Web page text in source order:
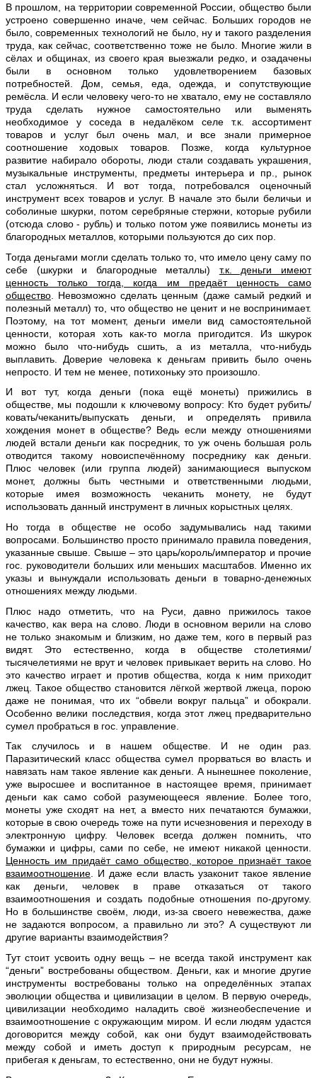
В прошлом, на территории современной России, общество были
устроено совершенно иначе, чем сейчас. Больших городов не
было, современных технологий не было, ну и такого разделения
труда, как сейчас, соответственно тоже не было. Многие жили в
сёлах и общинах, из своего края выезжали редко, и озадачены
были в основном только удовлетворением базовых
потребностей. Дом, семья, еда, одежда, и сопутствующие
ремёсла. И если человеку чего-то не хватало, ему не составляло
труда сделать нужное самостоятельно или выменять
необходимое у соседа в недалёком селе т.к. ассортимент
товаров и услуг был очень мал, и все знали примерное
соотношение ходовых товаров. Позже, когда культурное
развитие набирало обороты, люди стали создавать украшения,
музыкальные инструменты, предметы интерьера и пр., рынок
стал усложняться. И вот тогда, потребовался оценочный
инструмент всех товаров и услуг. В начале это были беличьи и
соболиные шкурки, потом серебряные стержни, которые рубили
(отсюда слово - рубль) и только потом уже появились монеты из
благородных металлов, которыми пользуются до сих пор.
Тогда деньгами могли сделать только то, что имело цену саму по
себе (шкурки и благородные металлы) т.к. деньги имеют
ценность только тогда, когда им предаёт ценность само
общество . Невозможно сделать ценным (даже самый редкий и
полезный металл) то, что общество не ценит и не воспринимает.
Поэтому, на тот момент, деньги имели вид самостоятельной
ценности, которая хоть как-то могла пригодится. Из шкурок
можно было что-нибудь сшить, а из металла, что-нибудь
выплавить. Доверие человека к деньгам привить было очень
непросто. И тем не менее, потихоньку это произошло.
И вот тут, когда деньги (пока ещё монеты) прижились в
обществе, мы подошли к ключевому вопросу: Кто будет рубить/
ковать/чеканить/выпускать деньги, и определять привила
хождения монет в обществе? Ведь если между отношениями
людей встали деньги как посредник, то уж очень большая роль
отводится такому новоиспечённому посреднику как деньги.
Плюс человек (или группа людей) занимающиеся выпуском
монет, должны быть честными и ответственными людьми,
которые имея возможность чеканить монету, не будут
использовать данный инструмент в личных корыстных целях.
Но тогда в обществе не особо задумывались над такими
вопросами. Большинство просто принимало правила поведения,
указанные свыше. Свыше – это царь/король/император и прочие
гос. руководители больших или меньших масштабов. Именно их
указы и вынуждали использовать деньги в товарно-денежных
отношениях между людьми.
Плюс надо отметить, что на Руси, давно прижилось такое
качество, как вера на слово. Люди в основном верили на слово
не только знакомым и близким, но даже тем, кого в первый раз
видят. Это естественно, когда в обществе столетиями/
тысячелетиями не врут и человек привыкает верить на слово. Но
это качество играет и против общества, когда к ним приходит
лжец. Такое общество становится лёгкой жертвой лжеца, порою
даже не понимая, что их “обвели вокруг пальца” и обокрали.
Особенно велики последствия, когда этот лжец предварительно
сумел пробраться в гос. управление.
Так случилось и в нашем обществе. И не один раз.
Паразитический класс общества сумел прорваться во власть и
навязать нам такое явление как деньги. А нынешнее поколение,
уже выросшее и воспитанное в настоящее время, принимает
деньги как само собой разумеющееся явление. Более того,
монеты уже сходят на нет, а вместо них печатаются бумажки,
которые в свою очередь тоже на пути исчезновения и переходу в
электронную цифру. Человек всегда должен помнить, что
бумажки и цифры, сами по себе, не имеют никакой ценности.
Ценность им придаёт само общество, которое признаёт такое
взаимоотношение. И даже если власть узаконит такое явление
как деньги, человек в праве отказаться от такого
взаимоотношения и создать подобные отношения по-другому.
Но в большинстве своём, люди, из-за своего невежества, даже
не задаются вопросом, а правильно ли это? А существуют ли
другие варианты взаимодействия?
Тут стоит усвоить одну вещь – не всегда такой инструмент как
“деньги” востребованы обществом. Деньги, как и многие другие
инструменты востребованы только на определённых этапах
эволюции общества и цивилизации в целом. В первую очередь,
цивилизации необходимо наладить своё жизнеобеспечение и
взаимоотношение с окружающим миром. И если людям удастся
договорится между собой, как они будут взаимодействовать
между собой и иметь доступ к природным ресурсам, не
прибегая к деньгам, то естественно, они не будут нужны.